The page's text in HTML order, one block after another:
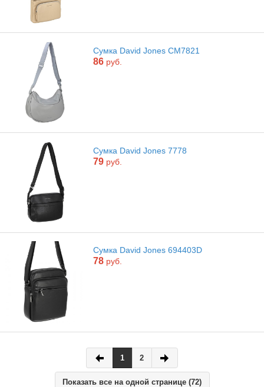
Сумка David Jones CM7821
86 руб.
Сумка David Jones 7778
79 руб.
Сумка David Jones 694403D
78 руб.
1 2
Показать все на одной странице (72)